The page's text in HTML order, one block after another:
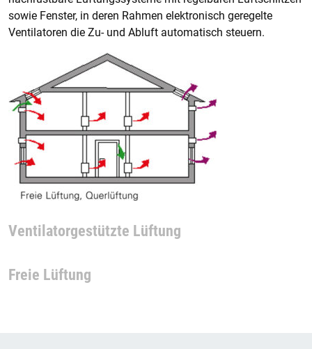
sowie Fenster, in deren Rahmen elektronisch geregelte
Ventilatoren die Zu- und Abluft automatisch steuern.
Ventilatorgestützte Lüftung
Freie Lüftung